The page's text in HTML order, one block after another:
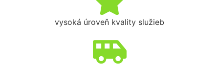
vysoká úroveň kvality služieb